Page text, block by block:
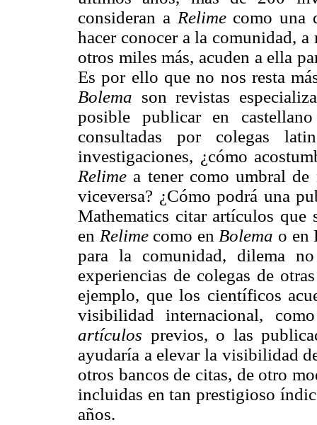
consideran a Relimecomo una
hacer conocer a la comunidad,
otros miles más, acuden a ella
Es por ello que no nos resta
Bolema son revistas
posible publicar en
consultadas por colegas
investigaciones, ¿cómo
Relime a tener como umbral
viceversa? ¿Cómo podrá una
Mathematics citar artículos que
en Relimecomo en Bolema o en
para la comunidad, dilema
experiencias de colegas de
ejemplo, que los científicos
visibilidad internacional,
artículos previos, o las
ayudaría a elevar la visibilidad
otros bancos de citas, de otro
incluidas en tan prestigioso
años.